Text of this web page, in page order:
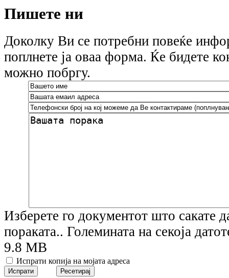
Пишете ни
Доколку Ви се потребни повеќе
поплнете ја оваа форма. Ќе бидете
можно побргу.
Изберете го документот што сакате
пораката.. Големината на секоја
9.8 MB
Испрати копија на мојата адреса
Испрати Ресетирај